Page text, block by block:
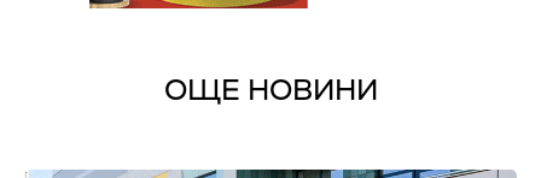
ОЩЕ НОВИНИ